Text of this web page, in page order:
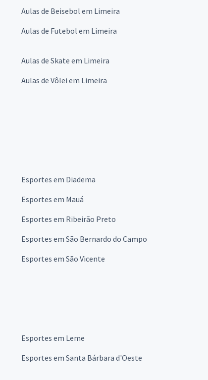
Aulas de Beisebol em Limeira
Aulas de Futebol em Limeira
Aulas de Skate em Limeira
Aulas de Vôlei em Limeira
Esportes em Diadema
Esportes em Mauá
Esportes em Ribeirão Preto
Esportes em São Bernardo do Campo
Esportes em São Vicente
Esportes em Leme
Esportes em Santa Bárbara d'Oeste